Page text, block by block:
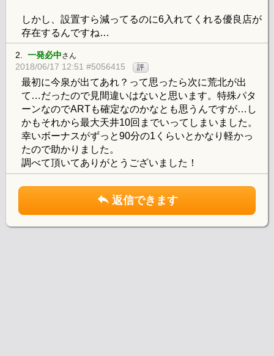
しかし、設置すら減ってるのに6入れてくれる優良店が
存在するんですね…
2. 一発必中さん
2018/06/17 12:51 #5056415 評
最初に今泉が出てあれ？って思ったら次に荒北が出
て…だったので見間違いはないと思います。特殊パタ
ーンなのでARTも確定なのかなとも思うんですが…し
かもそれから最大天井10回までいってしまいました。
幸いボーナスがずっと90分の1くらいとかなり軽かっ
たので助かりました。
調べて頂いてありがとうございました！
返信できます